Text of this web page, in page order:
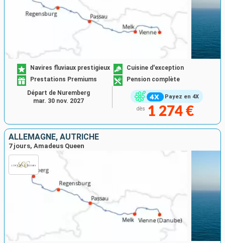
Payez en 4X
Navires fluviaux prestigieux
Cuisine d'exception
Prestations Premiums
Pension complète
dès 1 274 €
Départ de Nuremberg
mar. 30 nov. 2027
ALLEMAGNE, AUTRICHE
7 jours, Amadeus Queen